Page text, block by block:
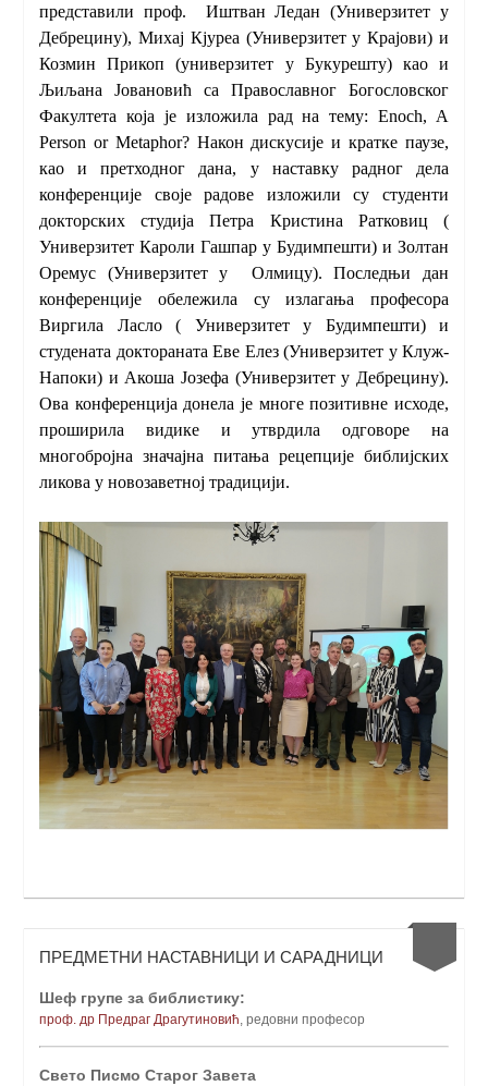
представили проф. Иштван Ледан (Универзитет у
Дебрецину), Михај Кјуреа (Универзитет у Крајови) и
Козмин Прикоп (универзитет у Букурешту) као и
Љиљана Јовановић са Православног Богословског
Факултета која је изложила рад на тему:Enoch, A
Person or Metaphor? Након дискусије и кратке паузе,
као и претходног дана, у наставку радног дела
конференције своје радове изложили су студенти
докторских студија Петра Кристина Ратковиц (
Универзитет Кароли Гашпар у Будимпешти) и Золтан
Оремус (Универзитет у Олмицу). Последњи дан
конференције обележила су излагања професора
Виргила Ласло ( Универзитет у Будимпешти) и
студената доктораната Еве Елез (Универзитет у Клуж-
Напоки) и Акоша Јозефа (Универзитет у Дебрецину).
Ова конференција донела је многе позитивне исходе,
проширила видике и утврдила одговоре на
многобројна значајна питања рецепције библијских
ликова у новозаветној традицији.
ПРЕДМЕТНИ НАСТАВНИЦИ И САРАДНИЦИ
Шеф групе за библистику:
проф. др Предраг Драгутиновић, редовни професор
Свето Писмо Старог Завета